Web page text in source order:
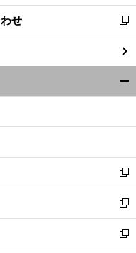
手村でのお互いの第一印象は「
わいくて美人
「
がすごい
太田りゆと田中佑美が明かすパリ五輪閉会式のカオスの舞台裏 開
く
せ
新
し
い
ウ
ィ
ン
ウ
開
く
新
し
い
ウ
ィ
ン
新
し
い
新